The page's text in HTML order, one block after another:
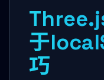
于
巧